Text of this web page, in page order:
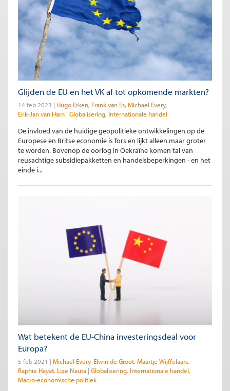
Glijden de EU en het VK af tot opkomende markten?
14 feb 2023 Hugo Erken Frank van Es Michael Every
Erik-Jan van Harn Globalisering Internationale handel
De invloed van de huidige geopolitieke ontwikkelingen op de
Europese en Britse economie is fors en lijkt alleen maar groter
te worden. Bovenop de oorlog in Oekraïne komen tal van
reusachtige subsidiepakketten en handelsbeperkingen - en het
einde i...
Wat betekent de EU-China investeringsdeal voor
Europa?
5 feb 2021 Michael Every Elwin de Groot Maartje Wijffelaars
Raphie Hayat Lize Nauta Globalisering Internationale handel
Macro-economische politiek